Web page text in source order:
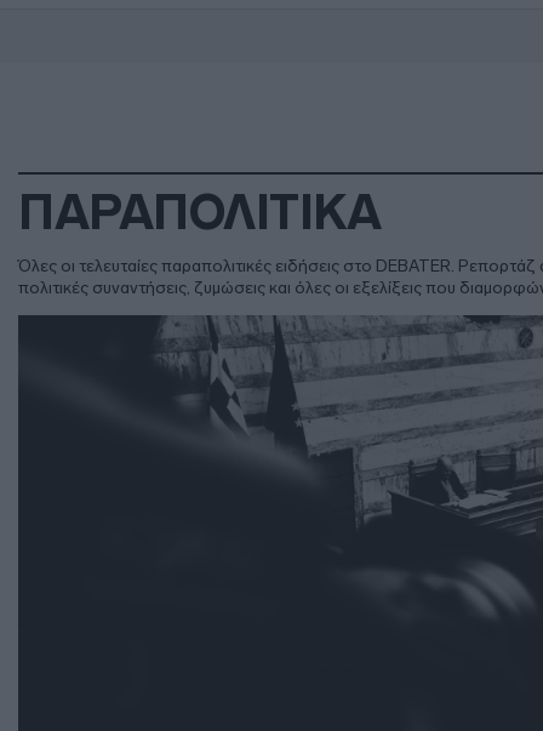
ΠΑΡΑΠΟΛΙΤΙΚΑ
Όλες οι τελευταίες παραπολιτικές ειδήσεις στο DEBATER.
πολιτικές συναντήσεις, ζυμώσεις και όλες οι εξελίξεις που